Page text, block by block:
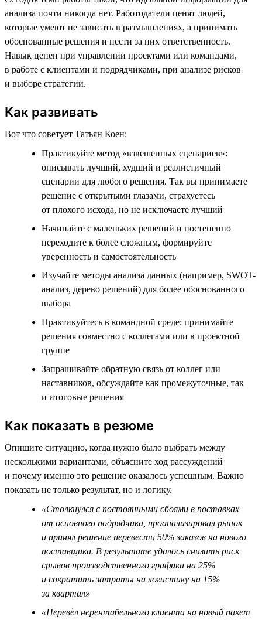
анализа почти никогда нет. Работодатели ценят людей,
которые умеют не зависать в размышлениях, а принимать
обоснованные решения и нести за них ответственность.
Навык ценен при управлении проектами или командами,
в работе с клиентами и подрядчиками, при анализе рисков
и выборе стратегии.
Как развивать
Вот что советует Татьян Коен:
Практикуйте метод «взвешенных сценариев»:
описывать лучший, худший и реалистичный
сценарии для любого решения. Так вы принимаете
решение с открытыми глазами, страхуетесь
от плохого исхода, но не исключаете лучший
Начинайте с маленьких решений и постепенно
переходите к более сложным, формируйте
уверенность и самостоятельность
Изучайте методы анализа данных (например, SWOT-
анализ, дерево решений) для более обоснованного
выбора
Практикуйтесь в командной среде: принимайте
решения совместно с коллегами или в проектной
группе
Запрашивайте обратную связь от коллег или
наставников, обсуждайте как промежуточные, так
и итоговые решения
Как показать в резюме
Опишите ситуацию, когда нужно было выбрать между
несколькими вариантами, объясните ход рассуждений
и почему именно это решение оказалось успешным. Важно
показать не только результат, но и логику.
«Столкнулся с постоянными сбоями в поставках
от основного подрядчика, проанализировал рынок
и принял решение перевести 50% заказов на нового
поставщика. В результате удалось снизить риск
срывов производственного графика на 25%
и сократить затраты на логистику на 15%
за квартал»
«Перевёл нерентабельного клиента на новый пакет